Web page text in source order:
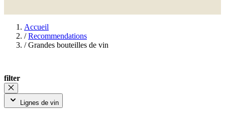
Accueil
/ Recommendations
/ Grandes bouteilles de vin
filter
Lignes de vin